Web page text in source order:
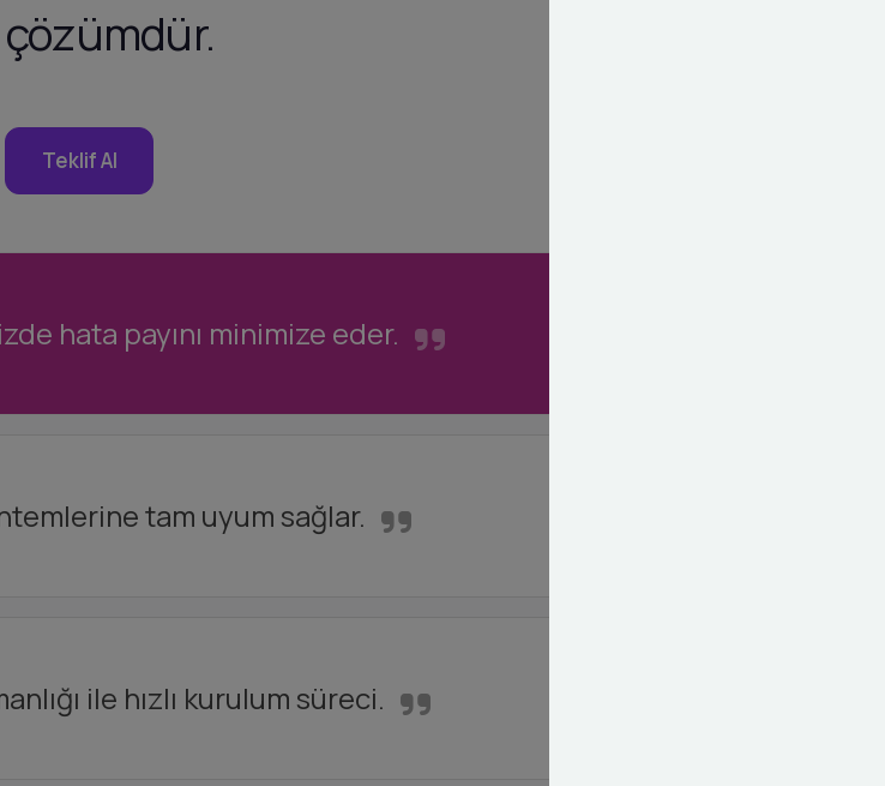
Teklif Al
hata payını minimize eder.
tam uyum sağlar.
ile hızlı kurulum süreci.